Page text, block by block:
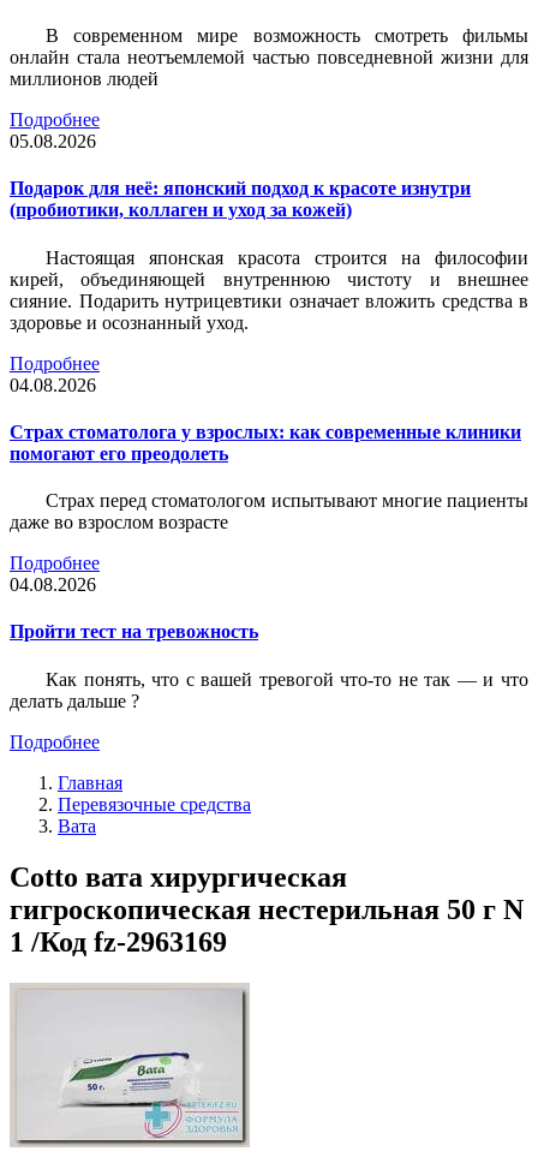
В современном мире возможность смотреть фильмы
онлайн стала неотъемлемой частью повседневной жизни для
миллионов людей
Подробнее
05.08.2026
Подарок для неё: японский подход к красоте изнутри
(пробиотики, коллаген и уход за кожей)
Настоящая японская красота строится на философии
кирей, объединяющей внутреннюю чистоту и внешнее
сияние. Подарить нутрицевтики означает вложить средства в
здоровье и осознанный уход.
Подробнее
04.08.2026
Страх стоматолога у взрослых: как современные клиники
помогают его преодолеть
Страх перед стоматологом испытывают многие пациенты
даже во взрослом возрасте
Подробнее
04.08.2026
Пройти тест на тревожность
Как понять, что с вашей тревогой что-то не так — и что
делать дальше ?
Подробнее
Главная
Перевязочные средства
Вата
Cotto вата хирургическая
гигроскопическая нестерильная 50 г N
1 /Код fz-2963169